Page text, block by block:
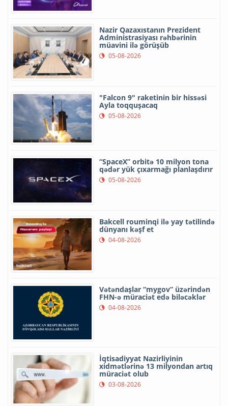
Nazir Qazaxıstanın Prezident
Administrasiyası rəhbərinin
müavini ilə görüşüb
05-08-2026
"Falcon 9" raketinin bir hissəsi
Ayla toqquşacaq
05-08-2026
“SpaceX” orbitə 10 milyon tona
qədər yük çıxarmağı planlaşdırır
05-08-2026
Bakcell rouminqi ilə yay tətilində
dünyanı kəşf et
04-08-2026
Vətəndaşlar “mygov” üzərindən
FHN-ə müraciət edə biləcəklər
04-08-2026
İqtisadiyyat Nazirliyinin
xidmətlərinə 13 milyondan artıq
müraciət olub
03-08-2026